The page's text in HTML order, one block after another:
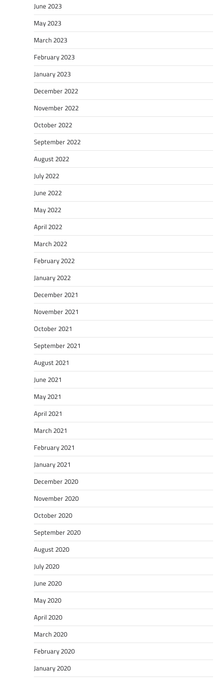
June 2023
May 2023
March 2023
February 2023
January 2023
December 2022
November 2022
October 2022
September 2022
August 2022
July 2022
June 2022
May 2022
April 2022
March 2022
February 2022
January 2022
December 2021
November 2021
October 2021
September 2021
August 2021
June 2021
May 2021
April 2021
March 2021
February 2021
January 2021
December 2020
November 2020
October 2020
September 2020
August 2020
July 2020
June 2020
May 2020
April 2020
March 2020
February 2020
January 2020